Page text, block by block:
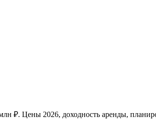
₽. Цены 2026, доходность аренды,